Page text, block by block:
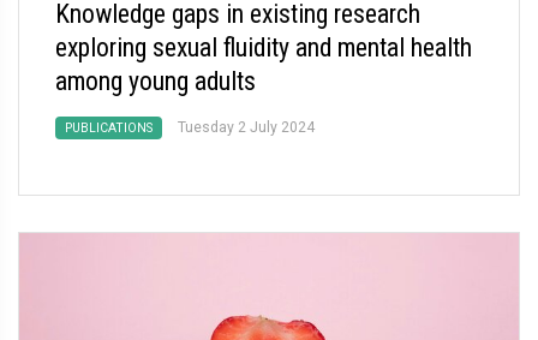
Knowledge gaps in existing research
exploring sexual fluidity and mental health
among young adults
PUBLICATIONS Tuesday 2 July 2024